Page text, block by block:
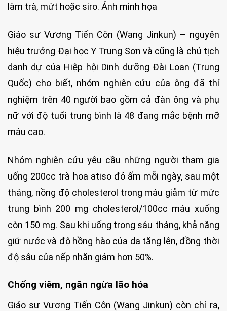
làm trà, mứt hoặc siro. Ảnh minh họa
Giáo sư Vương Tiến Côn (Wang Jinkun) – nguyên
hiệu trưởng Đại học Y Trung Sơn và cũng là chủ tịch
danh dự của Hiệp hội Dinh dưỡng Đài Loan (Trung
Quốc) cho biết, nhóm nghiên cứu của ông đã thí
nghiệm trên 40 người bao gồm cả đàn ông và phụ
nữ với độ tuổi trung bình là 48 đang mắc bệnh mỡ
máu cao.
Nhóm nghiên cứu yêu cầu những người tham gia
uống 200cc trà hoa atiso đỏ ấm mỗi ngày, sau một
tháng, nồng độ cholesterol trong máu giảm từ mức
trung bình 200 mg cholesterol/100cc máu xuống
còn 150 mg. Sau khi uống trong sáu tháng, khả năng
giữ nước và độ hồng hào của da tăng lên, đồng thời
độ sâu của nếp nhăn giảm hơn 50%.
Chống viêm, ngăn ngừa lão hóa
Giáo sư Vương Tiến Côn (Wang Jinkun) còn chỉ ra,